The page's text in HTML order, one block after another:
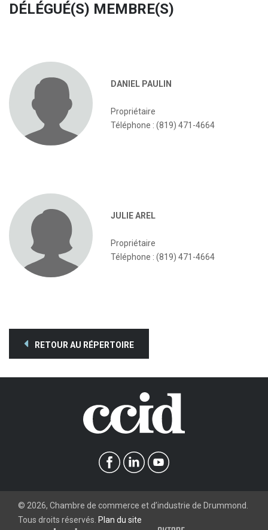
DÉLÉGUÉ(S) MEMBRE(S)
DANIEL PAULIN
Propriétaire
Téléphone : (819) 471-4664
JULIE AREL
Propriétaire
Téléphone : (819) 471-4664
RETOUR AU RÉPERTOIRE
© 2026, Chambre de commerce et d’industrie de Drummond.
Tous droits réservés. Plan du site